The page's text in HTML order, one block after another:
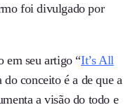
foi divulgado por
em seu artigo “It’s All
do conceito é a de que a
a visão do todo e